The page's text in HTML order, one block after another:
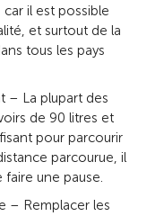
il est possible
et surtout de la
tous les pays
– La plupart des
de 90 litres et
pour parcourir
parcourue, il
faire une pause.
– Remplacer les